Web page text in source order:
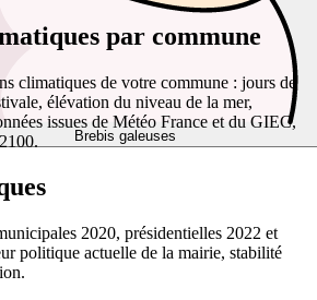
Brebis galeuses
par commune
climatiques de votre commune : jours de
élévation du niveau de la mer,
issues de Météo France et du GIEC,
2020, présidentielles 2022 et
politique actuelle de la mairie, stabilité